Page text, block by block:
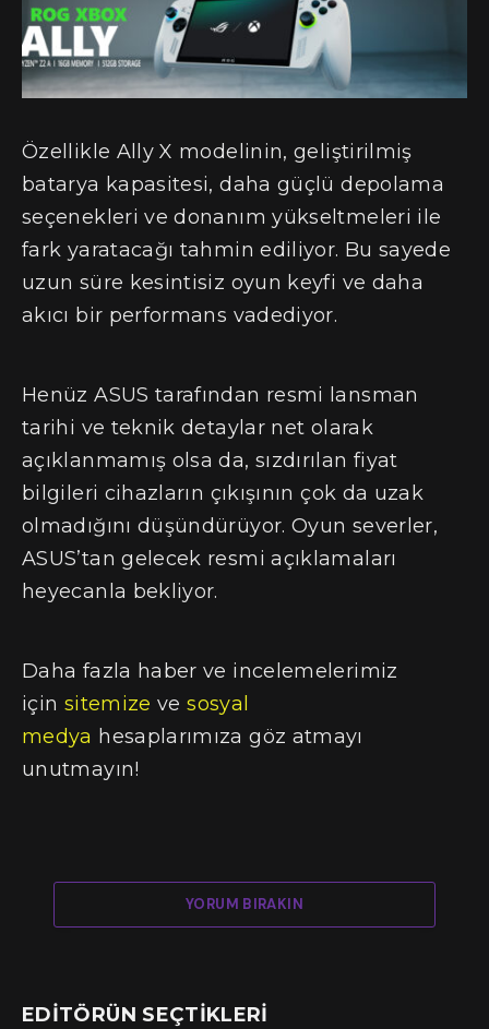
Özellikle Ally X modelinin, geliştirilmiş
batarya kapasitesi, daha güçlü depolama
seçenekleri ve donanım yükseltmeleri ile
fark yaratacağı tahmin ediliyor. Bu sayede
uzun süre kesintisiz oyun keyfi ve daha
akıcı bir performans vadediyor.
Henüz ASUS tarafından resmi lansman
tarihi ve teknik detaylar net olarak
açıklanmamış olsa da, sızdırılan fiyat
bilgileri cihazların çıkışının çok da uzak
olmadığını düşündürüyor. Oyun severler,
ASUS’tan gelecek resmi açıklamaları
heyecanla bekliyor.
Daha fazla haber ve incelemelerimiz
için sitemize vesosyal
medya hesaplarımıza göz atmayı
unutmayın!
YORUM BIRAKIN
EDITÖRÜN SEÇTIKLERI